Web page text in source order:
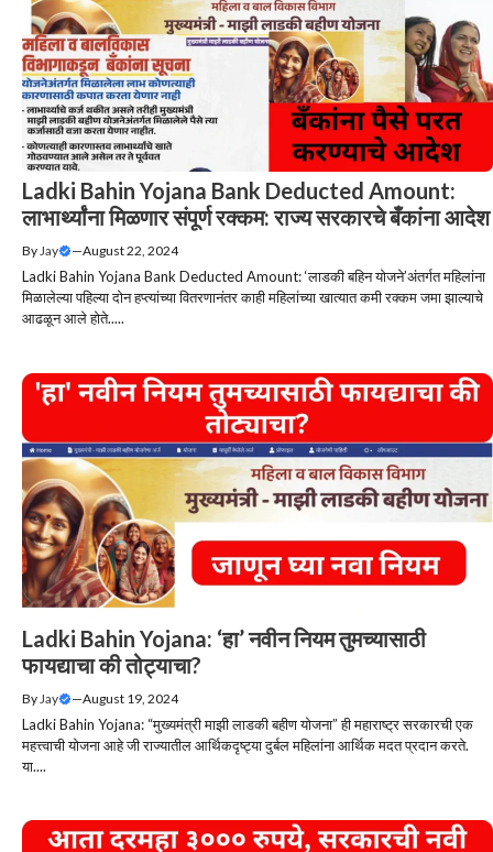
Ladki Bahin Yojana Bank Deducted Amount:
लाभार्थ्यांना मिळणार संपूर्ण रक्कम: राज्य सरकारचे बँकांना आदेश
ByJay —August 22, 2024
Ladki Bahin Yojana Bank Deducted Amount: ‘लाडकी बहिन योजने’अंतर्गत महिलांना
मिळालेल्या पहिल्या दोन हप्त्यांच्या वितरणानंतर काही महिलांच्या खात्यात कमी रक्कम जमा झाल्याचे
आढळून आले होते.....
Ladki Bahin Yojana: ‘हा’ नवीन नियम तुमच्यासाठी
फायद्याचा की तोट्याचा?
By Jay —August 19, 2024
Ladki Bahin Yojana: “मुख्यमंत्री माझी लाडकी बहीण योजना” ही महाराष्ट्र सरकारची एक
महत्त्वाची योजना आहे जी राज्यातील आर्थिकदृष्ट्या दुर्बल महिलांना आर्थिक मदत प्रदान करते.
या....